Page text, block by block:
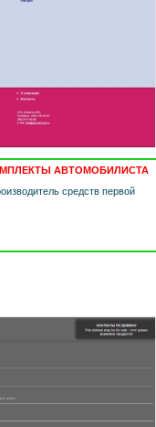
АВТОМОБИЛИСТА
средств первой